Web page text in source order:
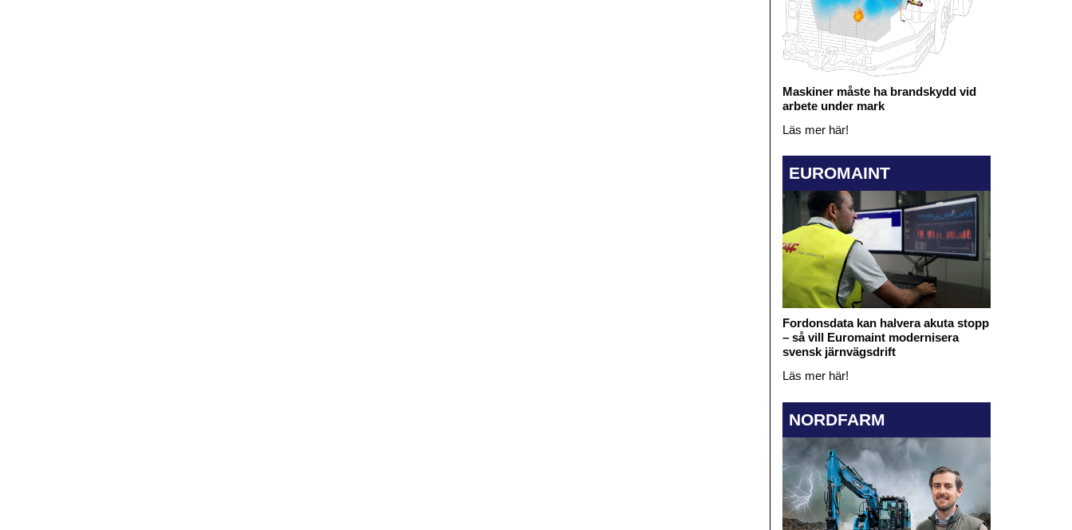
Maskiner måste ha brandskydd vid
arbete under mark
Läs mer här!
EUROMAINT
Fordonsdata kan halvera akuta stopp
– så vill Euromaint modernisera
svensk järnvägsdrift
Läs mer här!
NORDFARM